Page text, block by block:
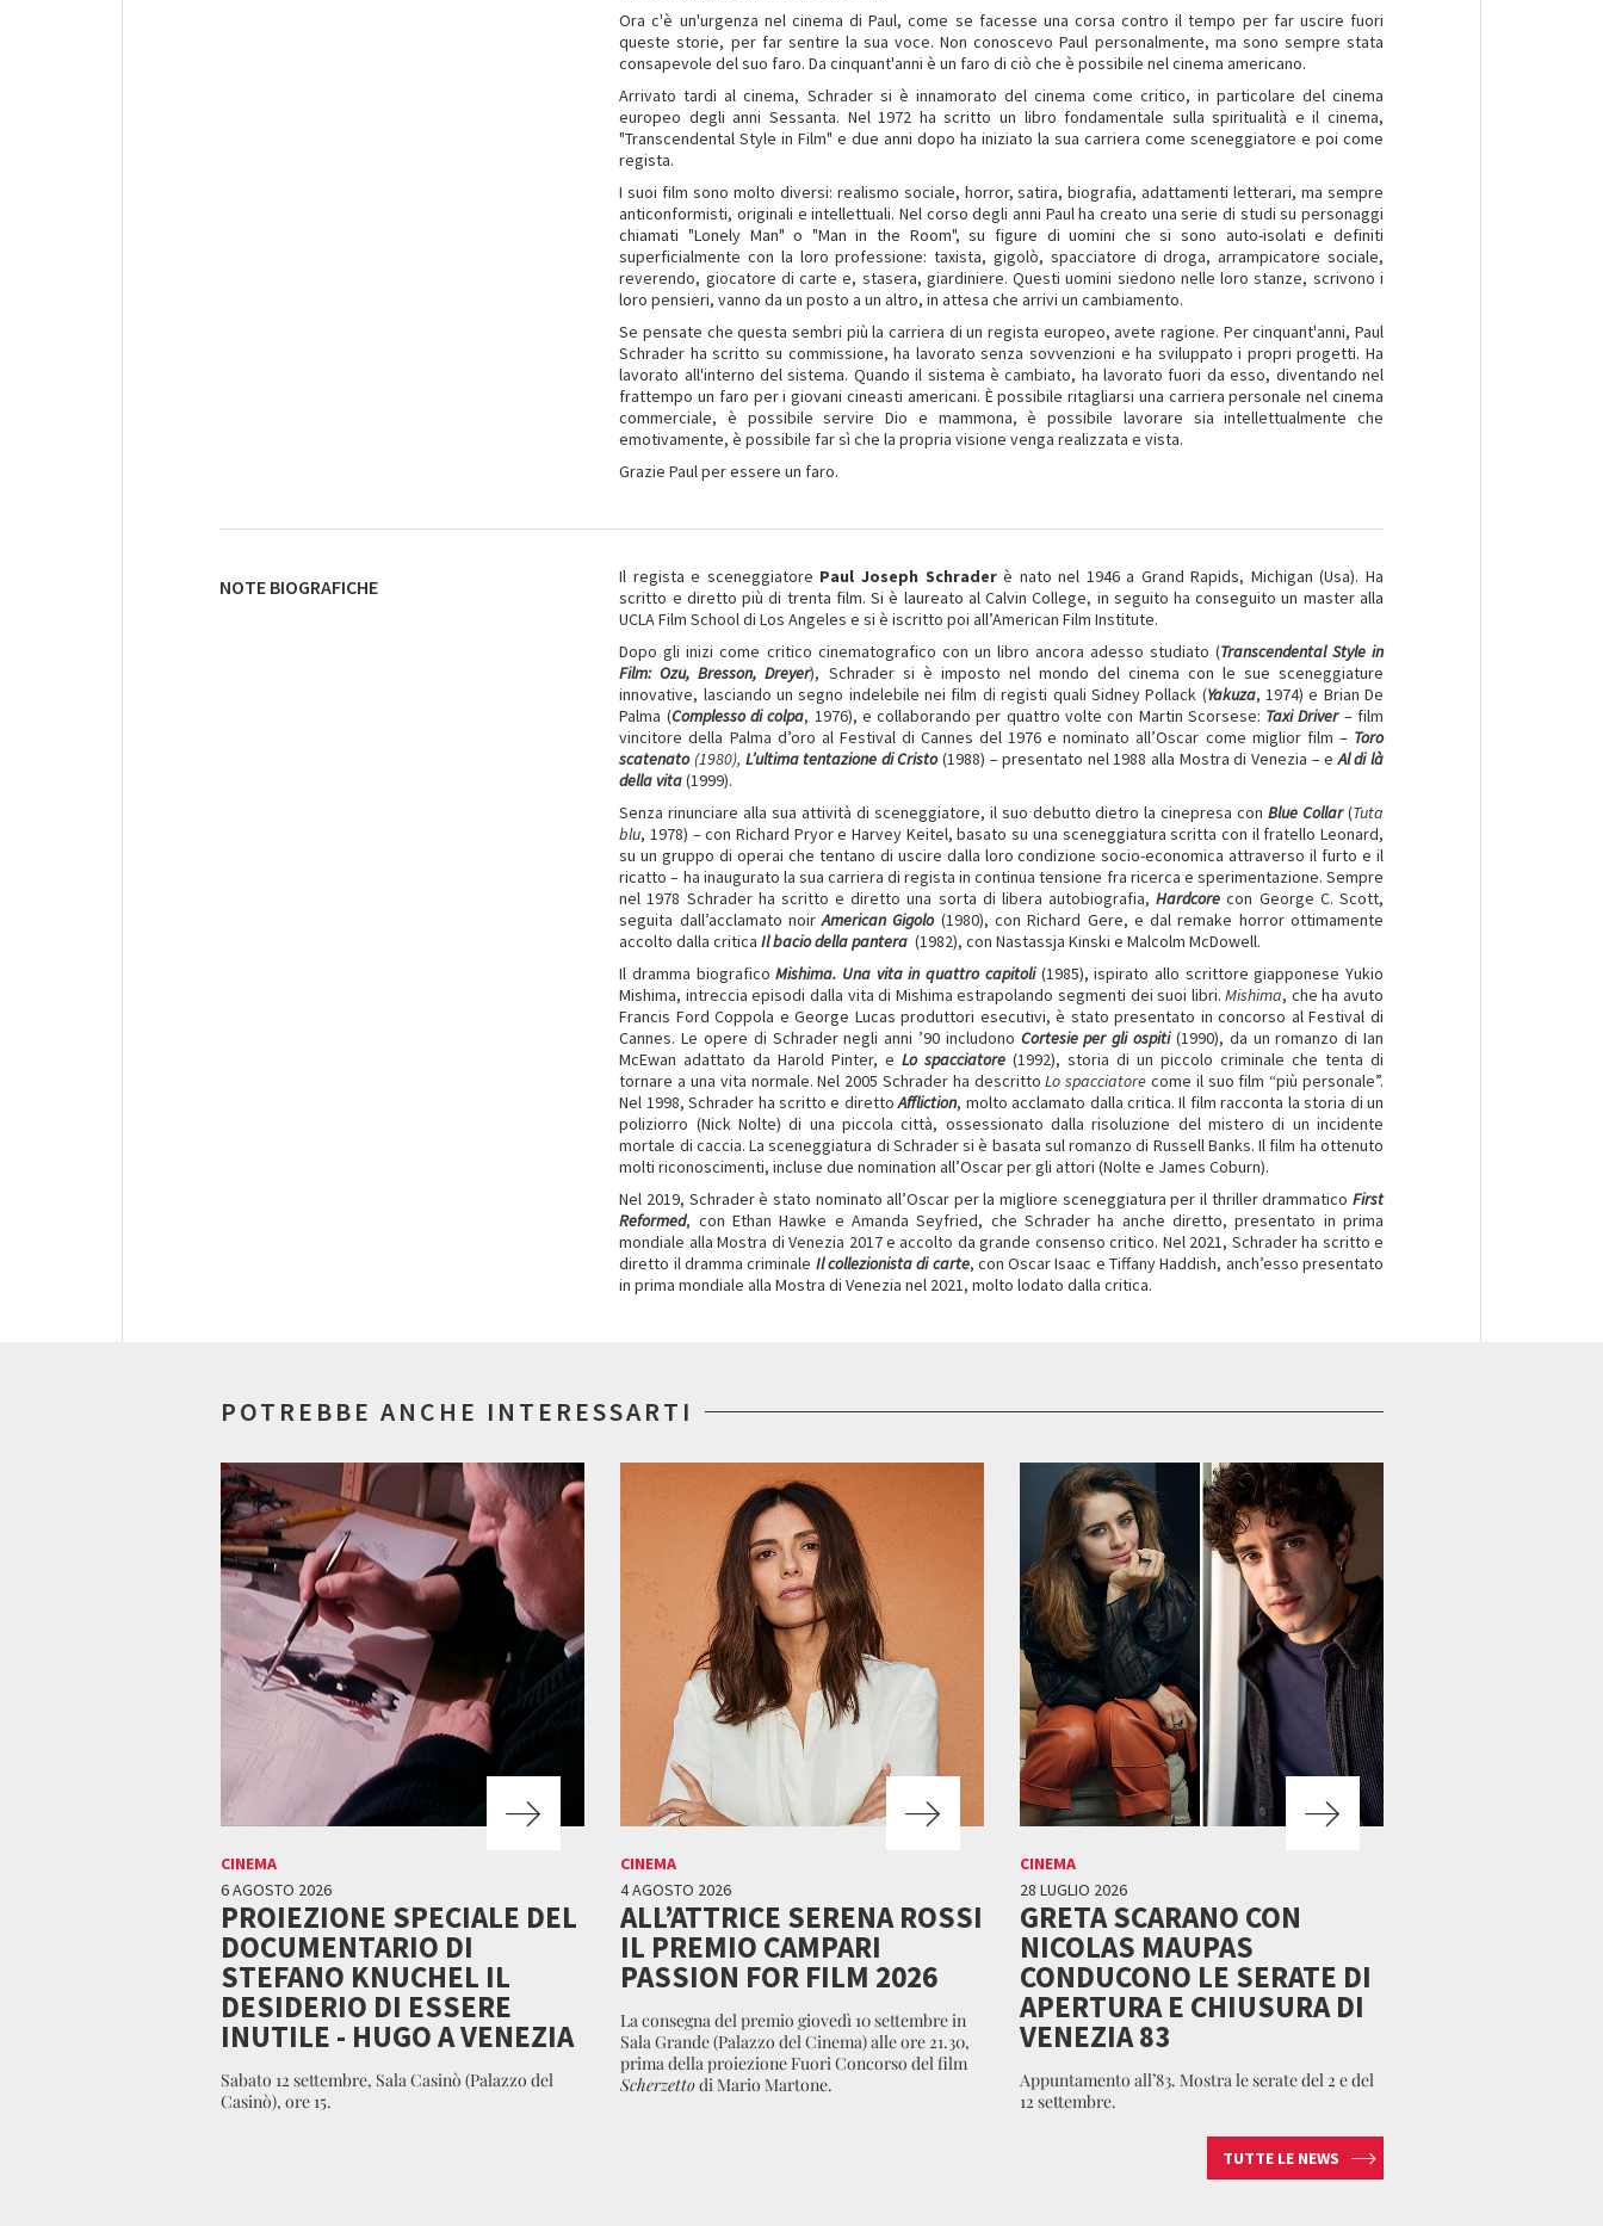
Ora c'è un'urgenza nel cinema di Paul, come se facesse una corsa contro il tempo per far uscire fuori
queste storie, per far sentire la sua voce. Non conoscevo Paul personalmente, ma sono sempre stata
consapevole del suo faro. Da cinquant'anni è un faro di ciò che è possibile nel cinema americano.
Arrivato tardi al cinema, Schrader si è innamorato del cinema come critico, in particolare del cinema
europeo degli anni Sessanta. Nel 1972 ha scritto un libro fondamentale sulla spiritualità e il cinema,
"Transcendental Style in Film" e due anni dopo ha iniziato la sua carriera come sceneggiatore e poi come
regista.
I suoi film sono molto diversi: realismo sociale, horror, satira, biografia, adattamenti letterari, ma sempre
anticonformisti, originali e intellettuali. Nel corso degli anni Paul ha creato una serie di studi su personaggi
chiamati "Lonely Man" o "Man in the Room", su figure di uomini che si sono auto-isolati e definiti
superficialmente con la loro professione: taxista, gigolò, spacciatore di droga, arrampicatore sociale,
reverendo, giocatore di carte e, stasera, giardiniere. Questi uomini siedono nelle loro stanze, scrivono i
loro pensieri, vanno da un posto a un altro, in attesa che arrivi un cambiamento.
Se pensate che questa sembri più la carriera di un regista europeo, avete ragione. Per cinquant'anni, Paul
Schrader ha scritto su commissione, ha lavorato senza sovvenzioni e ha sviluppato i propri progetti. Ha
lavorato all'interno del sistema. Quando il sistema è cambiato, ha lavorato fuori da esso, diventando nel
frattempo un faro per i giovani cineasti americani. È possibile ritagliarsi una carriera personale nel cinema
commerciale, è possibile servire Dio e mammona, è possibile lavorare sia intellettualmente che
emotivamente, è possibile far sì che la propria visione venga realizzata e vista.
Grazie Paul per essere un faro.
NOTE BIOGRAFICHE Il regista e sceneggiatore Paul Joseph Schraderè nato nel 1946 a Grand Rapids, Michigan (Usa). Ha
scritto e diretto più di trenta film. Si è laureato al Calvin College, in seguito ha conseguito un master alla
UCLA Film School di Los Angeles e si è iscritto poi all’American Film Institute.
Dopo gli inizi come critico cinematografico con un libro ancora adesso studiato (Transcendental Style in
Film: Ozu, Bresson, Dreyer), Schrader si è imposto nel mondo del cinema con le sue sceneggiature
innovative, lasciando un segno indelebile nei film di registi quali Sidney Pollack (Yakuza, 1974) e Brian De
Palma (Complesso di colpa, 1976), e collaborando per quattro volte con Martin Scorsese: Taxi Driver– film
vincitore della Palma d’oro al Festival di Cannes del 1976 e nominato all’Oscar come miglior film – Toro
scatenato(1980), L’ultima tentazione di Cristo(1988) – presentato nel 1988 alla Mostra di Venezia – eAl di là
della vita(1999).
Senza rinunciare alla sua attività di sceneggiatore, il suo debutto dietro la cinepresa conBlue Collar(Tuta
blu, 1978) – con Richard Pryor e Harvey Keitel, basato su una sceneggiatura scritta con il fratello Leonard,
su un gruppo di operai che tentano di uscire dalla loro condizione socio-economica attraverso il furto e il
ricatto – ha inaugurato la sua carriera di regista in continua tensione fra ricerca e sperimentazione. Sempre
nel 1978 Schrader ha scritto e diretto una sorta di libera autobiografia,Hardcore con George C. Scott,
seguita dall’acclamato noirAmerican Gigolo(1980), con Richard Gere, e dal remake horror ottimamente
accolto dalla criticaIl bacio della pantera (1982), con Nastassja Kinski e Malcolm McDowell.
Il dramma biograficoMishima. Una vita in quattro capitoli(1985), ispirato allo scrittore giapponese Yukio
Mishima, intreccia episodi dalla vita di Mishima estrapolando segmenti dei suoi libri.Mishima, che ha avuto
Francis Ford Coppola e George Lucas produttori esecutivi, è stato presentato in concorso al Festival di
Cannes. Le opere di Schrader negli anni ’90 includono Cortesie per gli ospiti (1990), da un romanzo di Ian
McEwan adattato da Harold Pinter, eLo spacciatore (1992), storia di un piccolo criminale che tenta di
tornare a una vita normale. Nel 2005 Schrader ha descrittoLo spacciatore come il suo film “più personale”.
Nel 1998, Schrader ha scritto e direttoAffliction, molto acclamato dalla critica. Il film racconta la storia di un
poliziorro (Nick Nolte) di una piccola città, ossessionato dalla risoluzione del mistero di un incidente
mortale di caccia. La sceneggiatura di Schrader si è basata sul romanzo di Russell Banks. Il film ha ottenuto
molti riconoscimenti, incluse due nomination all’Oscar per gli attori (Nolte e James Coburn).
Nel 2019, Schrader è stato nominato all’Oscar per la migliore sceneggiatura per il thriller drammatico First
Reformed, con Ethan Hawke e Amanda Seyfried, che Schrader ha anche diretto, presentato in prima
mondiale alla Mostra di Venezia 2017 e accolto da grande consenso critico. Nel 2021, Schrader ha scritto e
diretto il dramma criminale Il collezionista di carte, con Oscar Isaac e Tiffany Haddish, anch’esso presentato
in prima mondiale alla Mostra di Venezia nel 2021, molto lodato dalla critica.
POTREBBE ANCHE INTERESSARTI
CINEMA
6 AGOSTO 2026
PROIEZIONE SPECIALE DEL
DOCUMENTARIO DI
STEFANO KNUCHEL IL
DESIDERIO DI ESSERE
INUTILE - HUGO A VENEZIA
Sabato 12 settembre, Sala Casinò (Palazzo del
Casinò), ore 15.
CINEMA
4 AGOSTO 2026
ALL’ATTRICE SERENA ROSSI
IL PREMIO CAMPARI
PASSION FOR FILM 2026
La consegna del premio giovedì 10 settembre in
Sala Grande (Palazzo del Cinema) alle ore 21.30,
prima della proiezione Fuori Concorso del film
Scherzettodi Mario Martone.
CINEMA
28 LUGLIO 2026
GRETA SCARANO CON
NICOLAS MAUPAS
CONDUCONO LE SERATE DI
APERTURA E CHIUSURA DI
VENEZIA 83
Appuntamento all’83. Mostra le serate del 2 e del
12 settembre.
TUTTE LE NEWS